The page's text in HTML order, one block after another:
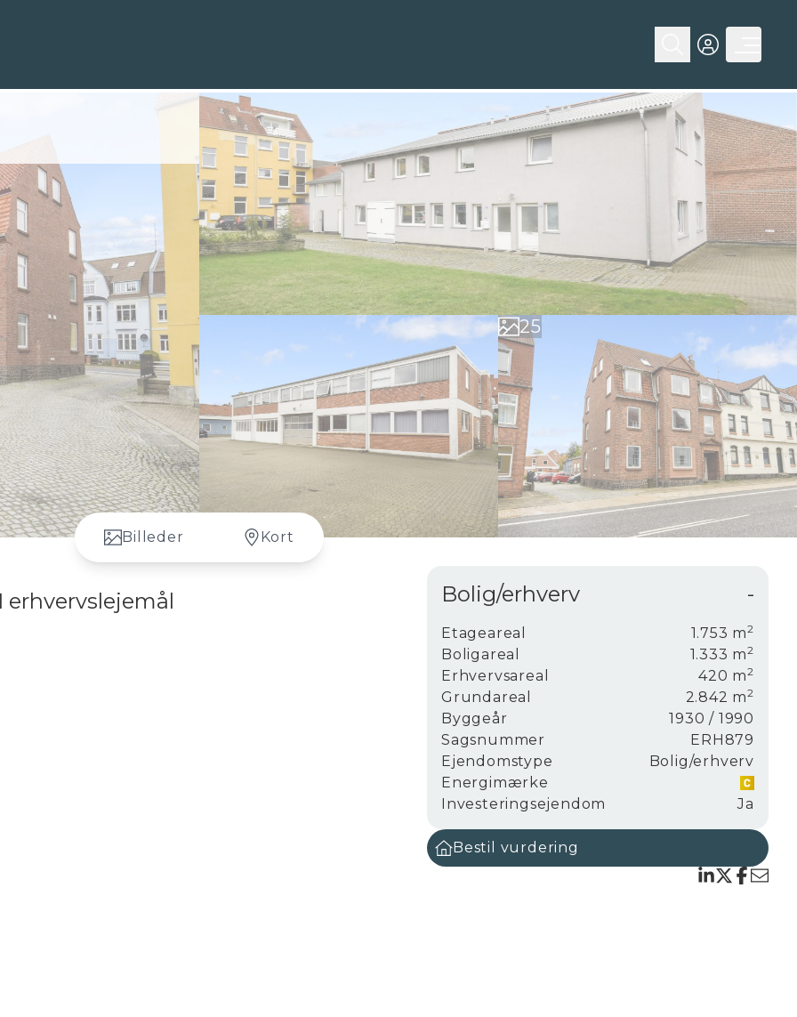
0
1
2
3
5
6
7
8
9
0
1
2
3
4
5
6
7
8
Billeder Kort
erhvervslejemål
med 9 boliglejemål i størrelserne mellem 30 og 48 m² og i stueetagen
Bolig/erhverv -
Etageareal 1.753 m2
Boligareal 1.333 m2
Erhvervsareal 420 m2
Grundareal 2.842 m2
Byggeår 1930 / 1990
Sagsnummer
ERH879
Ejendomstype
Bolig/erhverv
Energimærke
Investeringsejendom
Ja
Bestil vurdering